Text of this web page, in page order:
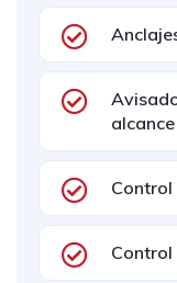
alcance
Control